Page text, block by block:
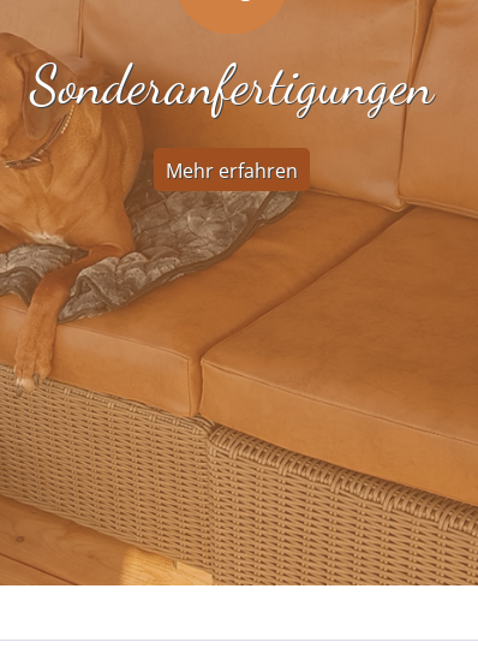
Sonderanfertigungen
Mehr erfahren